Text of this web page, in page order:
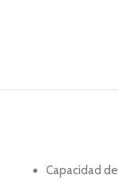
Capacidad